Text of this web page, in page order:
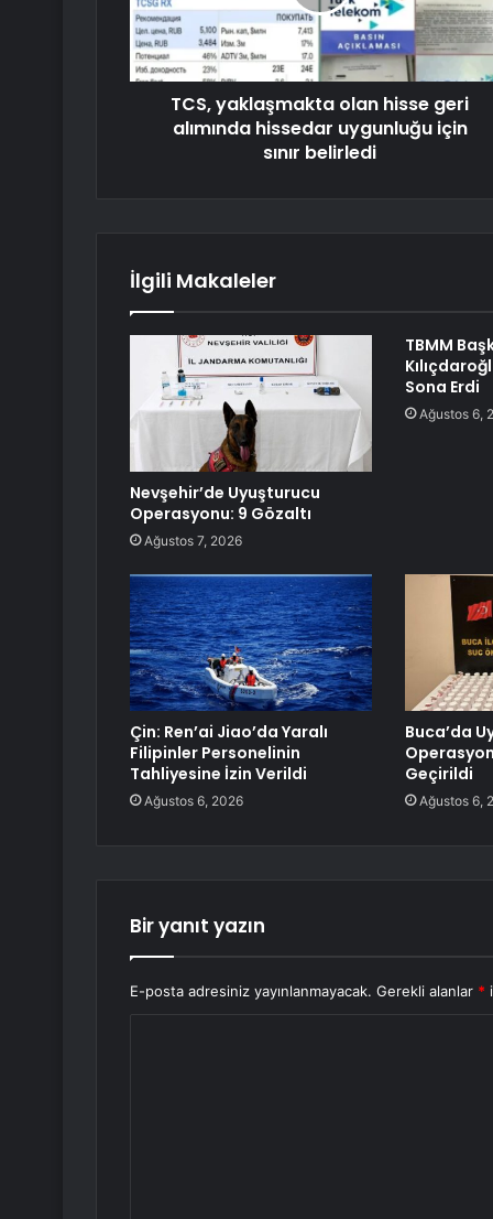
TCS, yaklaşmakta olan hisse geri
alımında hissedar uygunluğu için
sınır belirledi
İlgili Makaleler
Nevşehir’de Uyuşturucu
Operasyonu: 9 Gözaltı
Ağustos 7, 2026
TBMM
Sona Erdi
Ağustos 6,
Çin: Ren’ai Jiao’da Yaralı
Filipinler Personelinin
Tahliyesine İzin Verildi
Ağustos 6, 2026
Buca’da
Geçirildi
Ağustos 6,
Bir yanıt yazın
E-posta adresiniz yayınlanmayacak. Gerekli alanlar *